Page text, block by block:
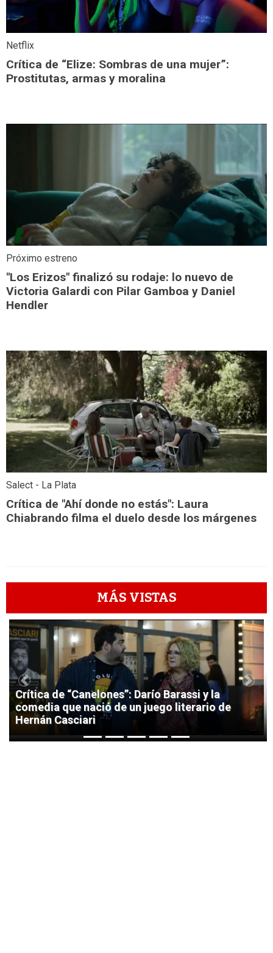
Netflix
Crítica de “Elize: Sombras de una mujer”:
Prostitutas, armas y moralina
Próximo estreno
"Los Erizos" finalizó su rodaje: lo nuevo de
Victoria Galardi con Pilar Gamboa y Daniel
Hendler
Salect - La Plata
Crítica de "Ahí donde no estás": Laura
Chiabrando filma el duelo desde los márgenes
MÁS VISTAS
1
Crítica de “Canelones”: Darío Barassi y la
comedia que nació de un juego literario de
Hernán Casciari
Previous Next